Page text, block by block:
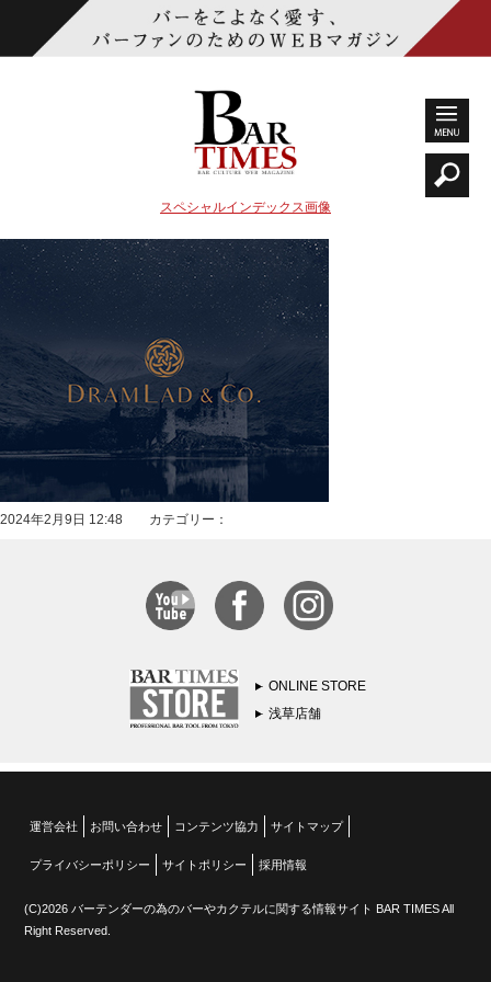
スペシャルインデックス画像
2024年2月9日 12:48 カテゴリー：
ONLINE STORE
浅草店舗
運営会社 お問い合わせ コンテンツ協力 サイトマップ
プライバシーポリシー サイトポリシー 採用情報
(C)2026 バーテンダーの為のバーやカクテルに関する情報サイト BAR TIMES All
Right Reserved.